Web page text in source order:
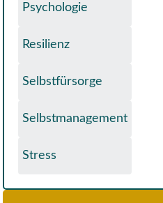
Psychologie
Resilienz
Selbstfürsorge
Selbstmanagement
Stress